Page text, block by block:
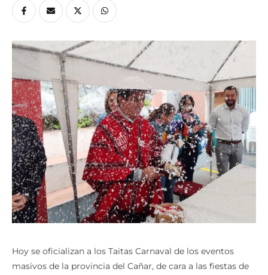
Hoy se oficializan a los Taitas Carnaval de los eventos
masivos de la provincia del Cañar, de cara a las fiestas de